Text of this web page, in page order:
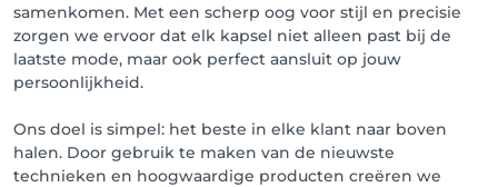
samenkomen. Met een scherp oog voor stijl en precisie
zorgen we ervoor dat elk kapsel niet alleen past bij de
laatste mode, maar ook perfect aansluit op jouw
persoonlijkheid.
Ons doel is simpel: het beste in elke klant naar boven
halen. Door gebruik te maken van de nieuwste
technieken en hoogwaardige producten creëren we